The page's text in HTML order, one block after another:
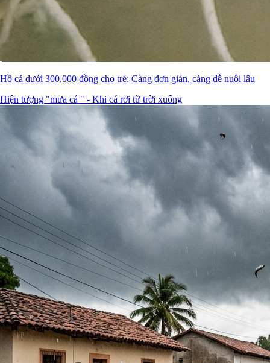
Hồ cá dưới 300.000 đồng cho trẻ: Càng đơn giản, càng dễ nuôi lâu
Hiện tượng "mưa cá " - Khi cá rơi từ trời xuống